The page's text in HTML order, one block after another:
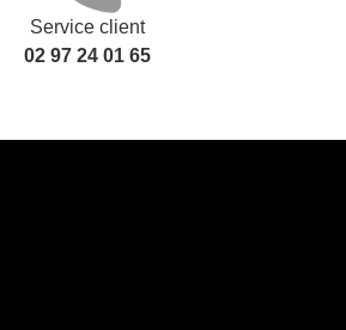
Service client
02 97 24 01 65